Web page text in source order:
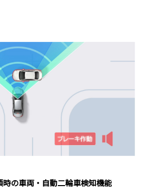
時の車両・自動二輪車検知機能